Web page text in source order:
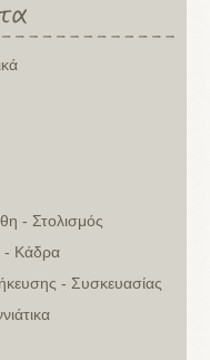
- Στολισμός
- Κάδρα
- Συσκευασίας